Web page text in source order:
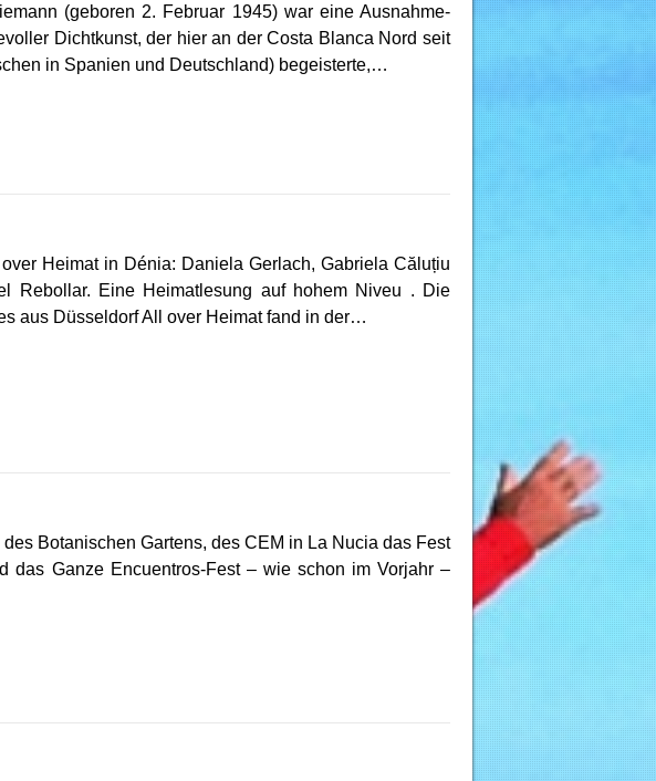
(geboren 2. Februar 1945) war eine Ausnahme-
Dichtkunst, der hier an der Costa Blanca Nord seit
in Spanien und Deutschland) begeisterte,…
Heimat in Dénia: Daniela Gerlach, Gabriela Căluțiu
Rebollar. Eine Heimatlesung auf hohem Niveu . Die
aus Düsseldorf All over Heimat fand in der…
Botanischen Gartens, des CEM in La Nucia das Fest
das Ganze Encuentros-Fest – wie schon im Vorjahr –